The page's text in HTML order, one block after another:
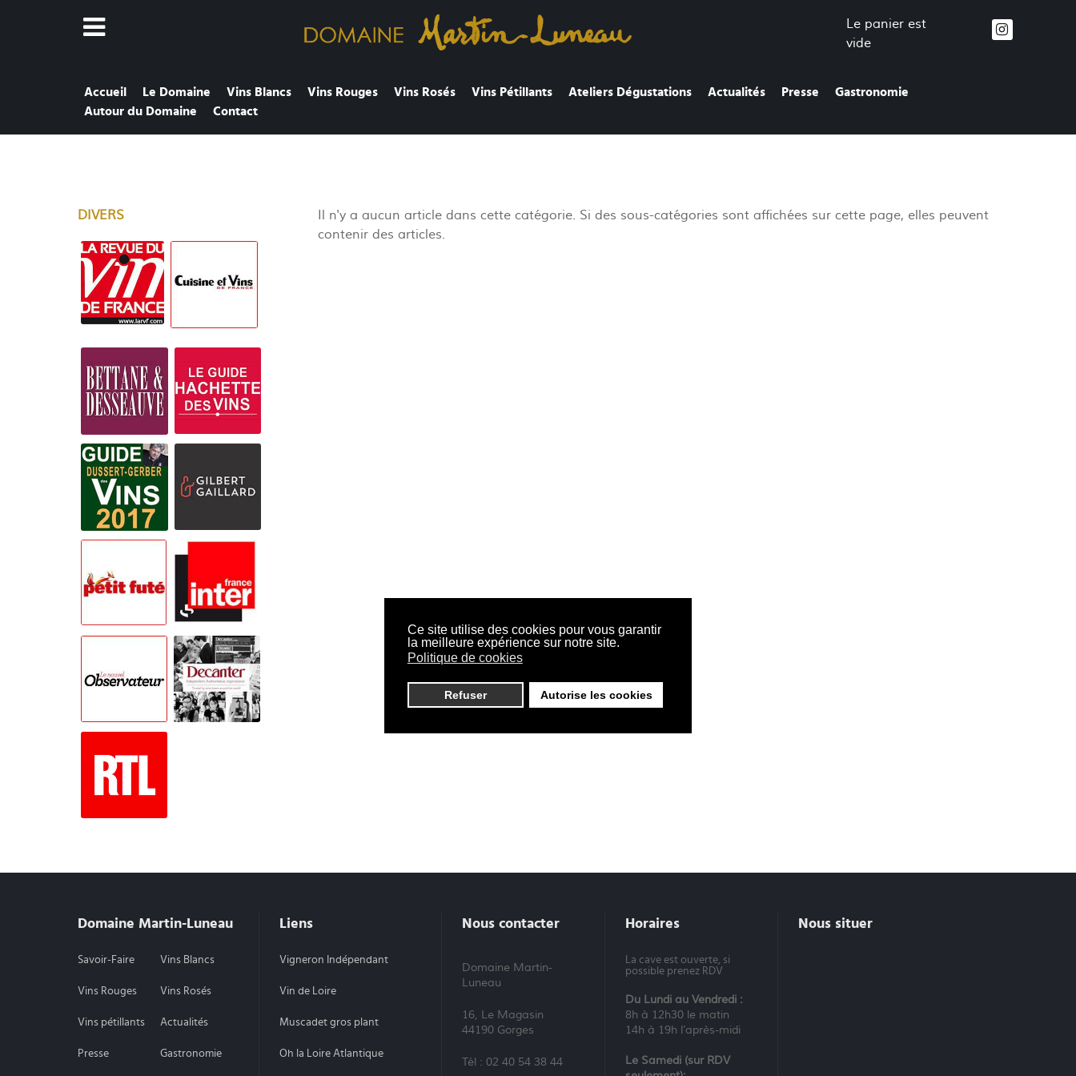
Ce site utilise des cookies pour vous garantir
la meilleure expérience sur notre site.
Politique de cookies
Refuser Autorise les cookies
Le panier est
vide
Accueil Le Domaine Vins Blancs Vins Rouges Vins Rosés Vins Pétillants Ateliers Dégustations Actualités Presse
Gastronomie
Autour du Domaine
Contact
DIVERS
Il n'y a aucun article dans cette catégorie. Si des sous-catégories sont affichées sur cette page, elles peuvent
contenir des articles.
Domaine Martin-Luneau
Savoir-Faire Vins Blancs
Vins Rouges Vins Rosés
Vins pétillants Actualités
Presse Gastronomie
Liens
Vigneron Indépendant
Vin de Loire
Muscadet gros plant
Oh la Loire Atlantique
Nous contacter
Domaine Martin-
Luneau
16, Le Magasin
44190 Gorges
Tél : 02 40 54 38 44
Horaires
La cave est ouverte, si
possible prenez RDV
Du Lundi au Vendredi :
8h à 12h30 le matin
14h à 19h l’après-midi
Le Samedi (sur RDV
Nous situer